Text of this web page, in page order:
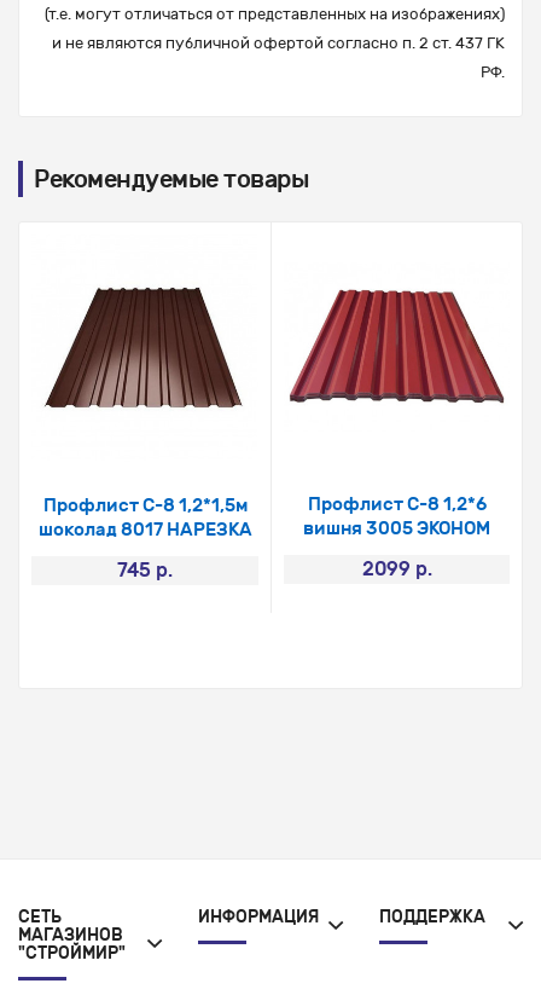
(т.е. могут отличаться от представленных на изображениях)
и не являются публичной офертой согласно п. 2 ст. 437 ГК
РФ.
Рекомендуемые товары
Профлист С-8 1,2*1,5м
шоколад 8017 НАРЕЗКА
745 р.
Профлист С-8 1,2*6
вишня 3005 ЭКОНОМ
2099 р.
СЕТЬ
МАГАЗИНОВ
"СТРОЙМИР"
ИНФОРМАЦИЯ ПОДДЕРЖКА